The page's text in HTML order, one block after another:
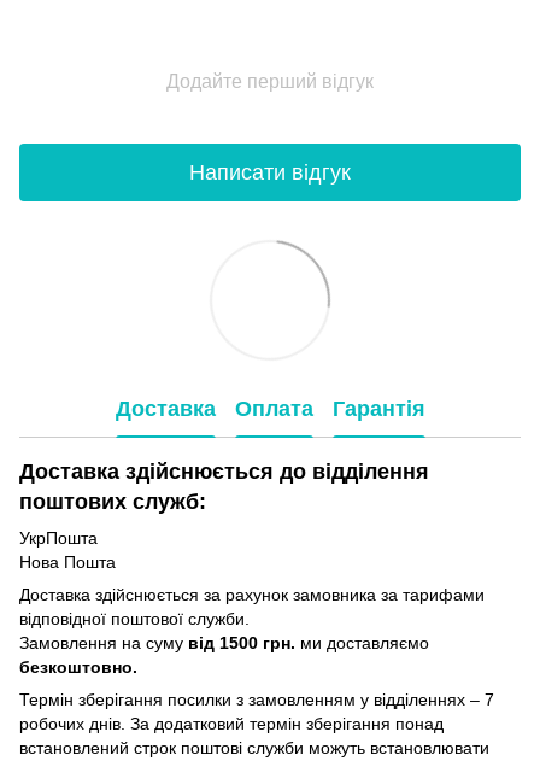
Додайте перший відгук
Написати відгук
Доставка Оплата Гарантія
Доставка здійснюється до відділення
поштових служб:
УкрПошта
Нова Пошта
Доставка здійснюється за рахунок замовника за тарифами
відповідної поштової служби.
Замовлення на суму від 1500 грн. ми доставляємо
безкоштовно.
Термін зберігання посилки з замовленням у відділеннях – 7
робочих днів. За додатковий термін зберігання понад
встановлений строк поштові служби можуть встановлювати